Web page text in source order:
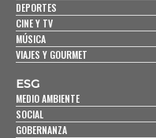
DEPORTES
CINE Y TV
MÚSICA
VIAJES Y GOURMET
ESG
MEDIO AMBIENTE
SOCIAL
GOBERNANZA